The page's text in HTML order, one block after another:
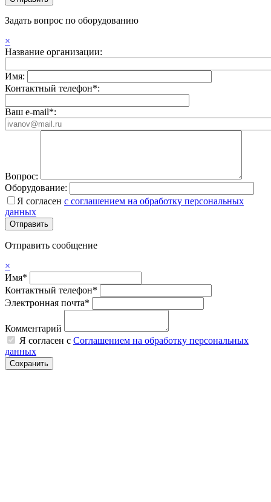
Задать вопрос по оборудованию
×
Название организации:
Имя:
Контактный телефон*:
Ваш e-mail*:
Вопрос:
Оборудование:
Я согласен с соглашением на обработку персональных
данных
Отправить сообщение
×
Имя*
Контактный телефон*
Электронная почта*
Комментарий
Я согласен с Соглашением на обработку персональных
данных